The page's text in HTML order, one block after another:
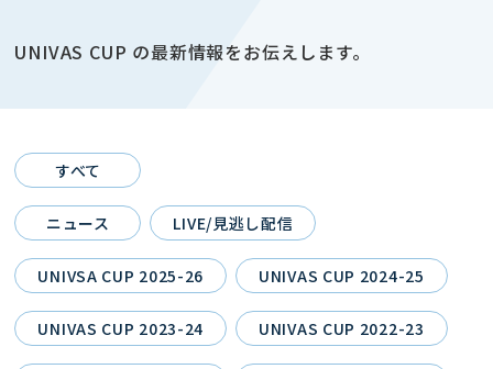
UNIVAS CUP の最新情報をお伝えします。
すべて
ニュース LIVE/見逃し配信
UNIVSA CUP 2025-26 UNIVAS CUP 2024-25
UNIVAS CUP 2023-24 UNIVAS CUP 2022-23